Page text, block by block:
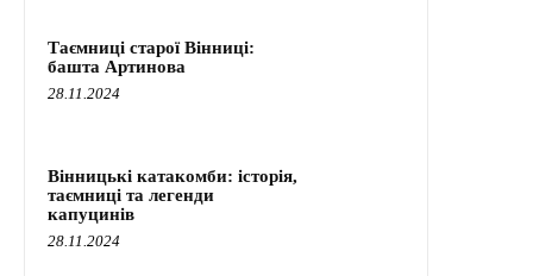
Таємниці старої Вінниці:
башта Артинова
28.11.2024
Вінницькі катакомби: історія,
таємниці та легенди
капуцинів
28.11.2024